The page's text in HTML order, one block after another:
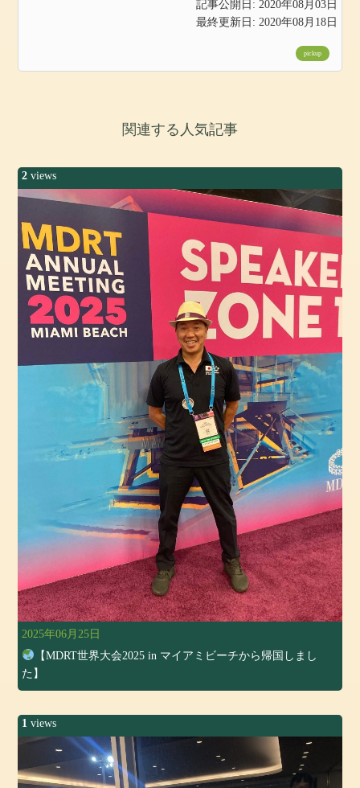
記事公開日: 2020年08月03日
最終更新日: 2020年08月18日
pickup
関連する人気記事
2 views
2025年06月25日
【MDRT世界大会2025 in マイアミビーチから帰国しまし
た】
1 views